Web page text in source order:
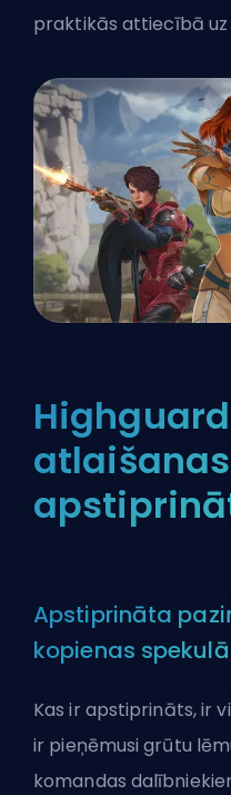
praktikās attiecībā uz
Apstiprināta
kopienas
Kas ir apstiprināts, ir
ir pieņēmusi grūtu
komandas